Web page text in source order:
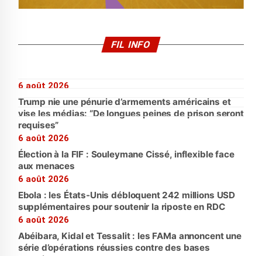
FIL INFO
6 août 2026
Trump nie une pénurie d’armements américains et
vise les médias: “De longues peines de prison seront
requises”
6 août 2026
Élection à la FIF : Souleymane Cissé, inflexible face
aux menaces
6 août 2026
Ebola : les États-Unis débloquent 242 millions USD
supplémentaires pour soutenir la riposte en RDC
6 août 2026
Abéibara, Kidal et Tessalit : les FAMa annoncent une
série d’opérations réussies contre des bases